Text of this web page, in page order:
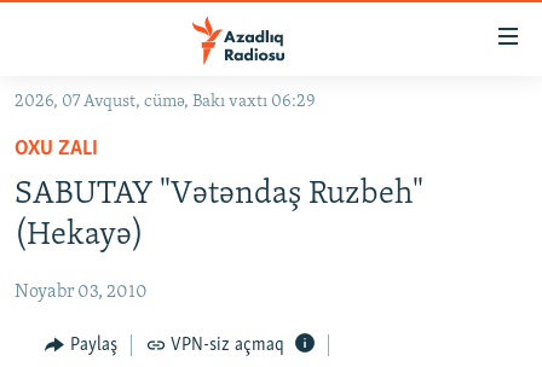
Əsas
qayıt
Əsas
naviqasiyaya
qayıt
Axtarışa
KORRUPSIOMETR
#ƏSLINDƏ
FƏRQƏ BAX
QANUNI DOĞRU
2026, 07 Avqust, cümə, Bakı vaxtı 06:29
OXU ZALI
SABUTAY "Vətəndaş Ruzbeh"
(Hekayə)
Noyabr 03, 2010
Paylaş VPN-siz açmaq